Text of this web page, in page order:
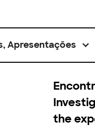
Apresentações
the